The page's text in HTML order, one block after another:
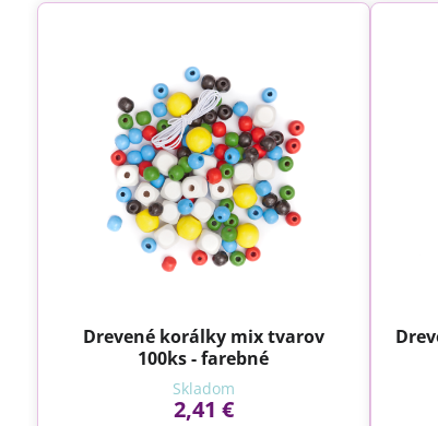
Drevené korálky mix tvarov
100ks - farebné
Skladom
2,41 €